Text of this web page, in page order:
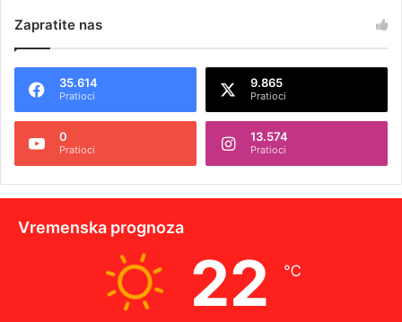
Zapratite nas
35.614
Pratioci
9.865
Pratioci
0
Pratioci
13.574
Pratioci
Vremenska prognoza
22 ℃